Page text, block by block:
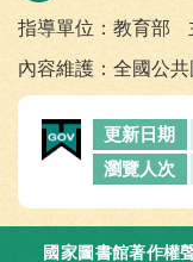
指導單位：教育部
內容維護：全國公
更新日期
瀏覽人次
國家圖書館著作權